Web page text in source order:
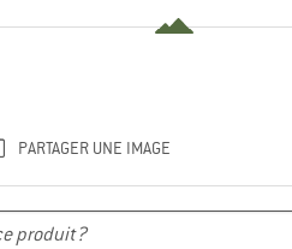
PARTAGER UNE IMAGE